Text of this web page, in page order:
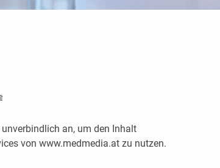
an, um den Inhalt
von www.medmedia.at zu nutzen.